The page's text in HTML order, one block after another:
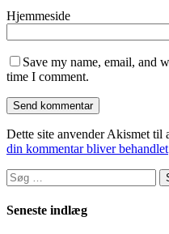
Hjemmeside
Save my name, email, and
time I comment.
Dette site anvender Akismet til
din kommentar bliver behandlet
Søg
efter:
Seneste indlæg